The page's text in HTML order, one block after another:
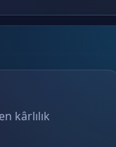
kârlılık